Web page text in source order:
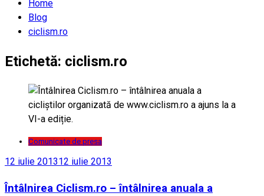
Home
Blog
ciclism.ro
Etichetă: ciclism.ro
Comunicate de presa
12 iulie 201312 iulie 2013
Întâlnirea Ciclism.ro – întâlnirea anuala a